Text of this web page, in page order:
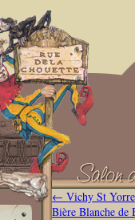
← Vichy St
Bière Blanche de